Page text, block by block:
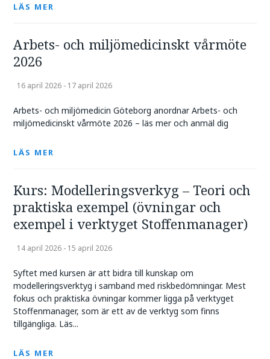
LÄS MER
Arbets- och miljömedicinskt vårmöte
2026
16 april 2026 - 17 april 2026
Arbets- och miljömedicin Göteborg anordnar Arbets- och
miljömedicinskt vårmöte 2026 – läs mer och anmäl dig
LÄS MER
Kurs: Modelleringsverkyg – Teori och
praktiska exempel (övningar och
exempel i verktyget Stoffenmanager)
14 april 2026 - 15 april 2026
Syftet med kursen är att bidra till kunskap om
modelleringsverktyg i samband med riskbedömningar. Mest
fokus och praktiska övningar kommer ligga på verktyget
Stoffenmanager, som är ett av de verktyg som finns
tillgängliga. Läs...
LÄS MER